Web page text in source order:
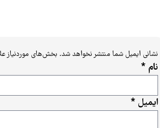
نشانی ایمیل شما منتشر نخواهد شد. بخش‌های موردنیاز
نام *
ایمیل *